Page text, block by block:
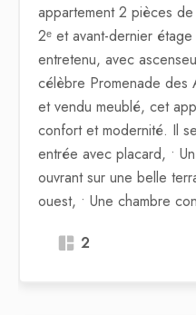
appartement 2 pièces
2ᵉ et avant-dernier étage
entretenu, avec
célèbre Promenade des
et vendu meublé, cet
confort et modernité. Il
entrée avec placard, •
ouvrant sur une belle
ouest, • Une chambre
2